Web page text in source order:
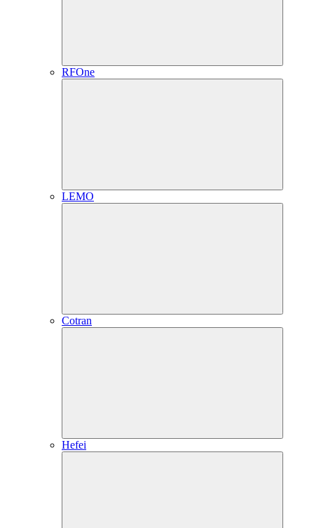
RFOne
LEMO
Cotran
Hefei